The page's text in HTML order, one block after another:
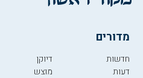
מדורים
חדשות
דעות
דיוקן
מוצש